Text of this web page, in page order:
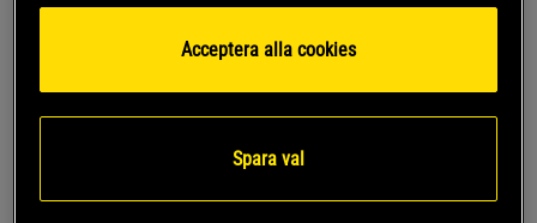
5056716018476
Acceptera alla cookies
Spara val